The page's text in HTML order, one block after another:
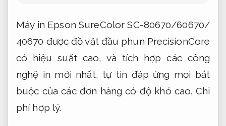
Máy in Epson SureColor SC-80670/60670/
40670 được đồ vật đầu phun PrecisionCore
có hiệu suất cao, và tích hợp các công
nghệ in mới nhất, tự tin đáp ứng mọi bắt
buộc của các đơn hàng có độ khó cao. Chi
phí hợp lý.